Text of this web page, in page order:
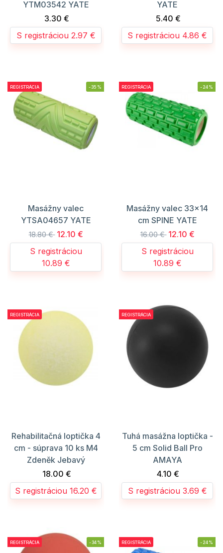
YTM03542 YATE
3.30 €
S registráciou 2.97 €
YATE
5.40 €
S registráciou 4.86 €
REGISTRÁCIA -35%
Masážny valec
YTSA04657 YATE
18.80 € 12.10 €
S registráciou
10.89 €
REGISTRÁCIA -24%
Masážny valec 33x14
cm SPINE YATE
16.00 € 12.10 €
S registráciou
10.89 €
REGISTRÁCIA
Rehabilitačná loptička 4
cm - súprava 10 ks M4
Zdeněk Jebavý
18.00 €
S registráciou 16.20 €
REGISTRÁCIA
Tuhá masážna loptička -
5 cm Solid Ball Pro
AMAYA
4.10 €
S registráciou 3.69 €
REGISTRÁCIA -34% REGISTRÁCIA -24%